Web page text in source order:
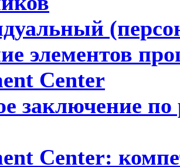
элементов
Center
заключение по
Center: